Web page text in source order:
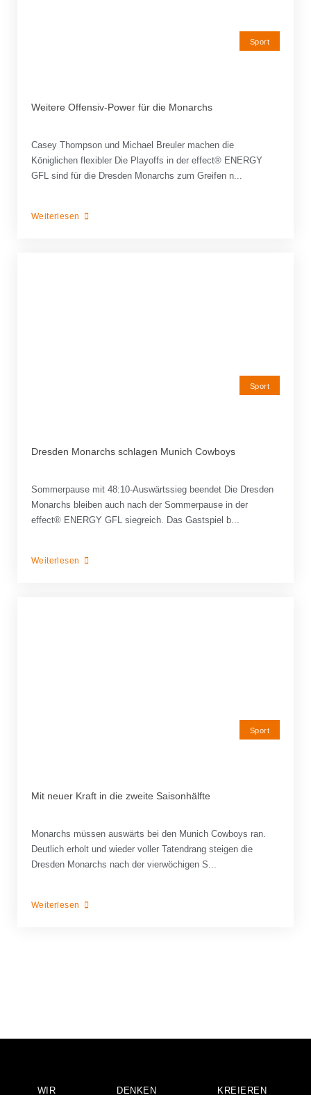
Sport
Weitere Offensiv-Power für die Monarchs
Casey Thompson und Michael Breuler machen die
Königlichen flexibler Die Playoffs in der effect® ENERGY
GFL sind für die Dresden Monarchs zum Greifen n...
Weiterlesen
Sport
Dresden Monarchs schlagen Munich Cowboys
Sommerpause mit 48:10-Auswärtssieg beendet Die Dresden
Monarchs bleiben auch nach der Sommerpause in der
effect® ENERGY GFL siegreich. Das Gastspiel b...
Weiterlesen
Sport
Mit neuer Kraft in die zweite Saisonhälfte
Monarchs müssen auswärts bei den Munich Cowboys ran.
Deutlich erholt und wieder voller Tatendrang steigen die
Dresden Monarchs nach der vierwöchigen S...
Weiterlesen
WIR DENKEN KREIEREN